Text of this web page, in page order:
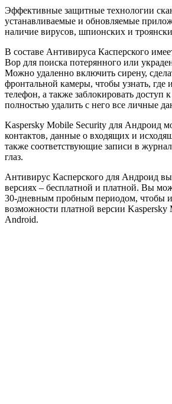
Эффективные защитные технологии
устанавливаемые и обновляемые
наличие вирусов, шпионских и
В составе Антивируса Касперского
Вор для поиска потерянного или
Можно удаленно включить сирену,
фронтальной камеры, чтобы узнать, где
телефон, а также заблокировать доступ
полностью удалить с него все личные
Kaspersky Mobile Security для Андроид
контактов, данные о входящих и
также соответствующие записи в
глаз.
Антивирус Касперского для Андроид
версиях – бесплатной и платной. Вы
30-дневным пробным периодом, чтобы
возможности платной версии Kaspersky
Android.